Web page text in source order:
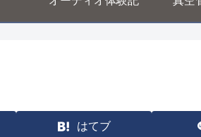
はてブ